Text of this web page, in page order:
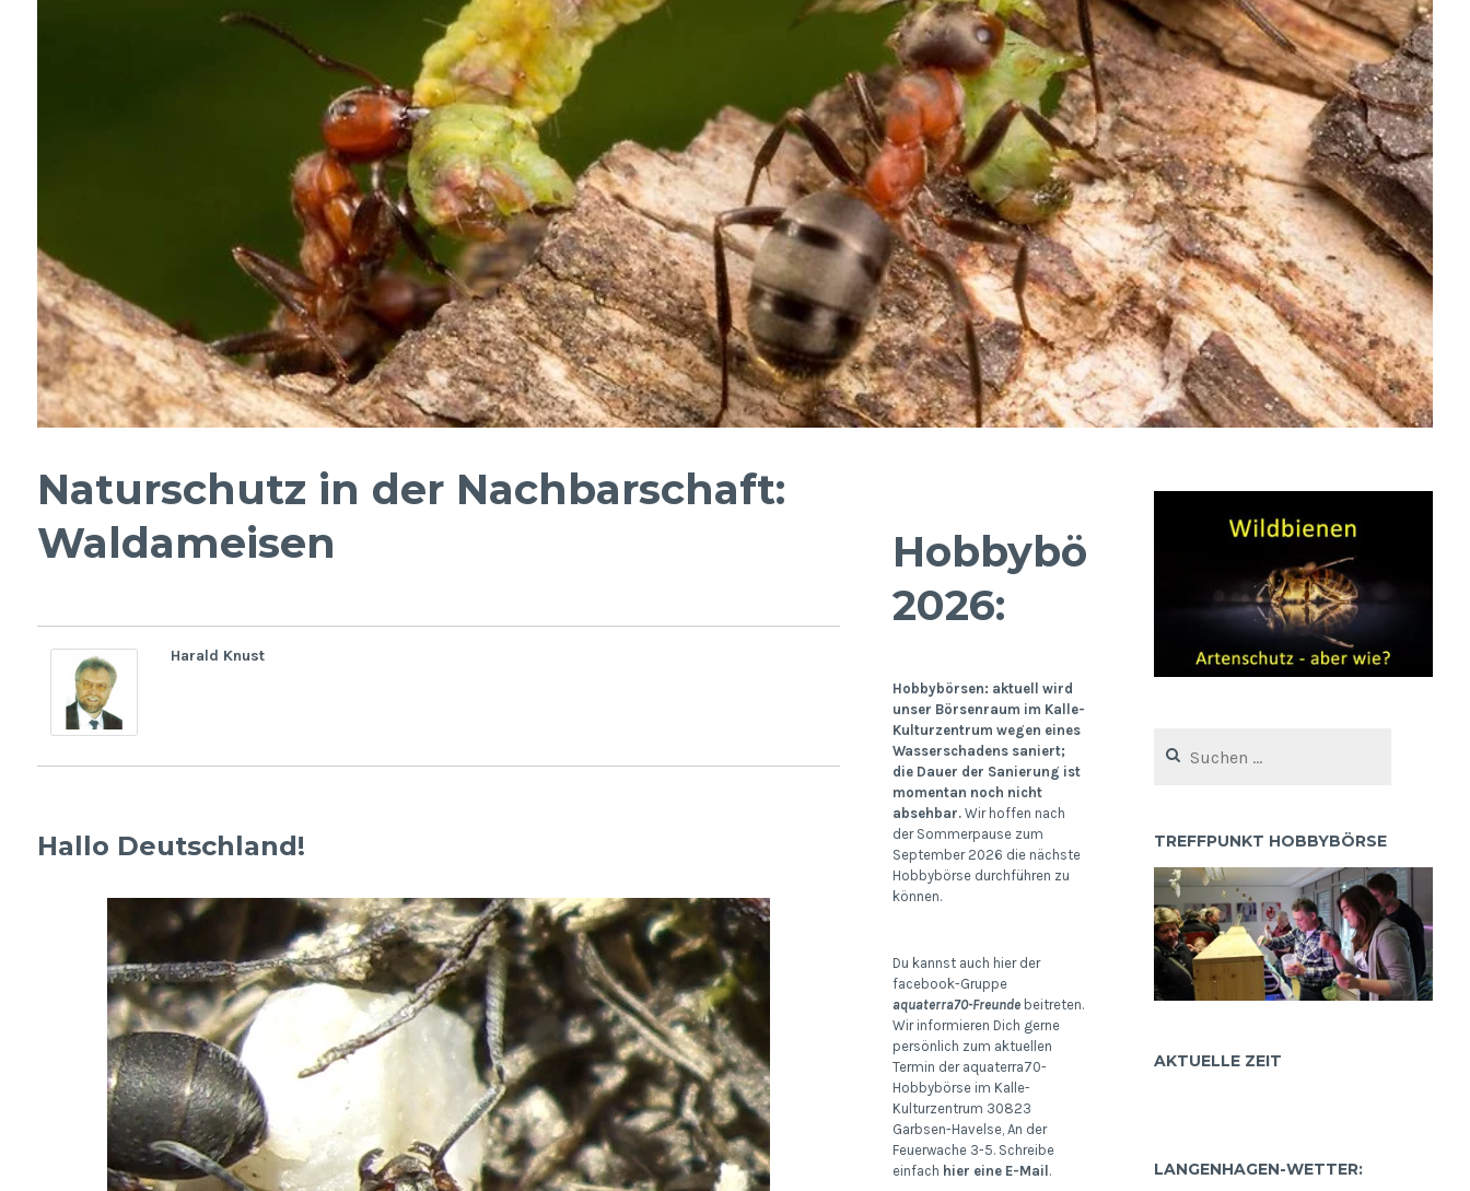
Naturschutz in der Nachbarschaft:
Waldameisen
Harald Knust
Hallo Deutschland!
Hobbybörsen
2026:
Hobbybörsen: aktuell wird
unser Börsenraum im Kalle-
Kulturzentrum wegen eines
Wasserschadens saniert;
die Dauer der Sanierung ist
momentan noch nicht
absehbar.Wir hoffen nach
der Sommerpause zum
September 2026 die nächste
Hobbybörse durchführen zu
können.
Du kannst auch hier der
facebook-Gruppe
aquaterra70-Freundebeitreten.
Wir informieren Dich gerne
persönlich zum aktuellen
Termin der aquaterra70-
Hobbybörse im Kalle-
Kulturzentrum 30823
Garbsen-Havelse, An der
Feuerwache 3-5. Schreibe
einfach hier eine E-Mail.
nach:
TREFFPUNKT HOBBYBÖRSE
AKTUELLE ZEIT
LANGENHAGEN-WETTER: